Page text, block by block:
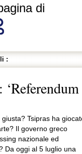
di
:
‘Referendum
Tsipras ha
Il governo greco
nazionale ed
Da oggi al 5 luglio una